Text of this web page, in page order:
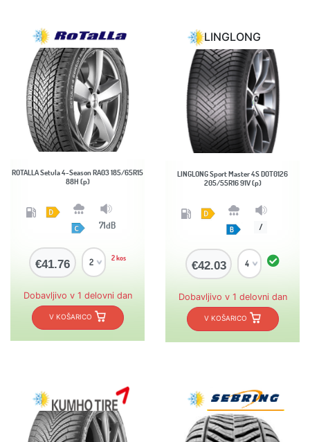
ROTALLA Setula 4-Season RA03 185/65R15
88H (p)
71dB
€41.76 2 kos
Dobavljivo v 1 delovni dan
V KOŠARICO
LINGLONG
LINGLONG Sport Master 4S DOT0126
205/55R16 91V (p)
/
€42.03
Dobavljivo v 1 delovni dan
V KOŠARICO